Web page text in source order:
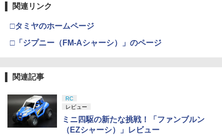
関連リンク
□タミヤのホームページ
□「ジプニー（FM-Aシャーシ）」のページ
関連記事
RC
レビュー
ミニ四駆の新たな挑戦！「ファンブルン
（EZシャーシ）」レビュー